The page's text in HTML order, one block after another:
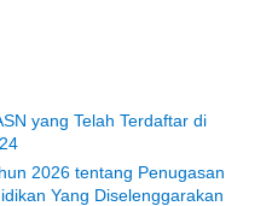
yang Telah Terdaftar di
2026 tentang Penugasan
Yang Diselenggarakan